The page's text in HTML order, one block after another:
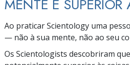
MENTE É
Ao praticar Scientology uma
— não à sua mente, não ao seu
Os Scientologists descobriram